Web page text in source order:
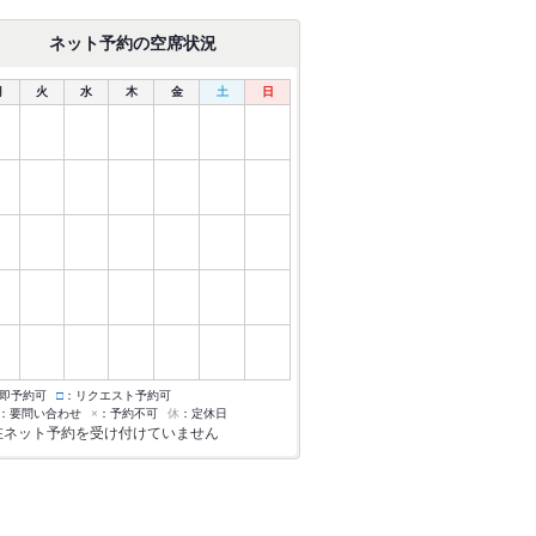
ネット予約の空席状況
火 水 木 金 土 日
即予約可 □ ：リクエスト予約可
：要問い合わせ × ：予約不可 休 ：定休日
ネット予約を受け付けていません